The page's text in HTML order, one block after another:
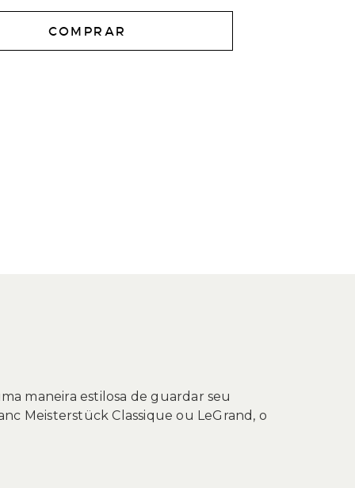
COMPRAR
maneira estilosa de guardar seu
Meisterstück Classique ou LeGrand, o